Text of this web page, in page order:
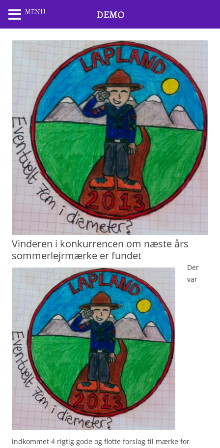
Vinderen i konkurrencen om næste års
sommerlejrmærke er fundet
Der
var
indkommet 4 rigtig gode og flotte forslag til mærke for
MENU DEMO